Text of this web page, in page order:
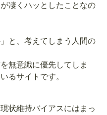
凄くハッとしたことなの
と、考えてしまう人間の
無意識に優先してしま
サイトです。
状維持バイアスにはまっ